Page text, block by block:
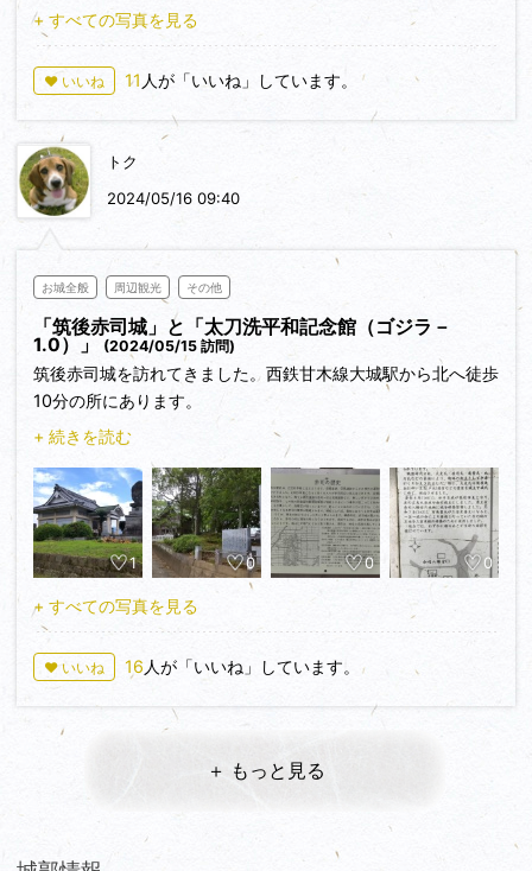
堂から畦道、狭い集落道を西に１００ｍ程進むと、築後赤司城
のメイン写真である「史跡赤司城址」の石碑が曲輪跡微高地の
脇に立っています、周囲は微高地土塁の残りの様です、現在は
畑に成って居ます。
八幡宮も微高地に立って立っており城郭の一部なのでしょう
東側に低い土塁上の高まるが走っています、東の川の名前は判
りませんが築後川に注ぎ支流で東から南に流れて外堀の様で
す。
歴史は、鎌倉時代にさかのぼり、川や堀をめぐらせた平城で
赤司氏によって築かれたと伝わる。
戦国時代には、大友氏、赤司氏、筑紫氏、秋月氏などの豪族
により、戦国の拠点として争奪がくりかえされた。特に大友氏
築後進出に伴い立花道雪などの重臣を城主して統治させた。
慶長６年(１６０１年)田中吉政が築後領主となり弟清政を赤
司城主にした。清政は赤司八幡宮の社地に城を修復整備しまし
た。元和７年(１６２１年)有馬豊氏が久留米藩主に成ると、一
国一城令により廃城になっていた赤司城の石垣を久留米城の修
築のために使用された。(赤司八幡宮設置の解説盤に依る)
参考資料：城郭放浪記さん城びと投稿者グーグルマップに依
フのデビューの地となりました。
+ すべての写真を見る
♥ いいね 11 人が「いいね」しています。
トク
2024/05/16 09:40
お城全般 周辺観光 その他
「筑後赤司城」と「太刀洗平和記念館（ゴジラ－
1.0）」 (2024/05/15 訪問)
筑後赤司城を訪れてきました。西鉄甘木線大城駅から北へ徒歩
10分の所にあります。
平安時代に赤司八幡宮が建立され、鎌倉時代に赤司氏により赤
司城が築城されたとされていますが、年代や詳細は定かではな
いようです。赤司八幡宮（写真②）の境内の南にある一段高
くなっている場所が本丸とされています（写真①）。八幡宮
には説明板がありました（写真③④）。過去に何度か戦があ
った場所のようですが、今回は立花道雪にゆかりがある城と聞
き、さらに別の理由もあってここを訪れました。
1584年沖田畷の戦いで龍造寺氏が敗れると、大友義統（宗麟
の嫡子）は大友配下であったが龍造寺に寝返った筑後一円の豪
族たちの鎮圧に乗り出します。大友家の重臣である立花道雪
め落とした後、蒲池氏の柳川城攻めに向かいます。しかしその
山城（モトさん5/14投稿の場所）から赤司城に移すも、紹運
らに見守られながらこの地で息を引き取ったという説がありま
+ 続きを読む
1 0 0 0
+ すべての写真を見る
♥ いいね 16 人が「いいね」しています。
＋ もっと見る